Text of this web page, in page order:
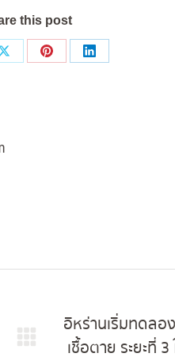
this post
Share
Share
Share
Next
อิหร่านเริ่มทดลอ
เชื้อตาย ระยะที่